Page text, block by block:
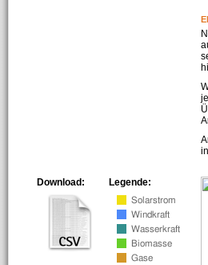
Legende:
Download: